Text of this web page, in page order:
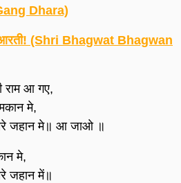
Dhara)
आरती! (Shri Bhagwat Bhagwan
आ गए,
मे,
जहान मे॥ आ जाओ ॥
मे,
जहान में॥